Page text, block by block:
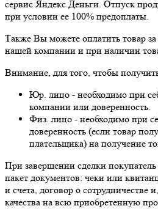
сервис Яндекс Деньги. Отпуск
при условии ее 100% предоплаты.
Также Вы можете оплатить товар
нашей компании и при наличии
Внимание, для того, чтобы
Юр. лицо - необходимо при
компании или доверенность.
Физ. лицо - необходимо при
доверенность (если товар
плательщика) на получение
При завершении сделки
пакет документов: чеки или
и счета, договор о сотрудничестве
качества на всю приобретенную